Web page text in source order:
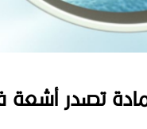
تصدر أشعة